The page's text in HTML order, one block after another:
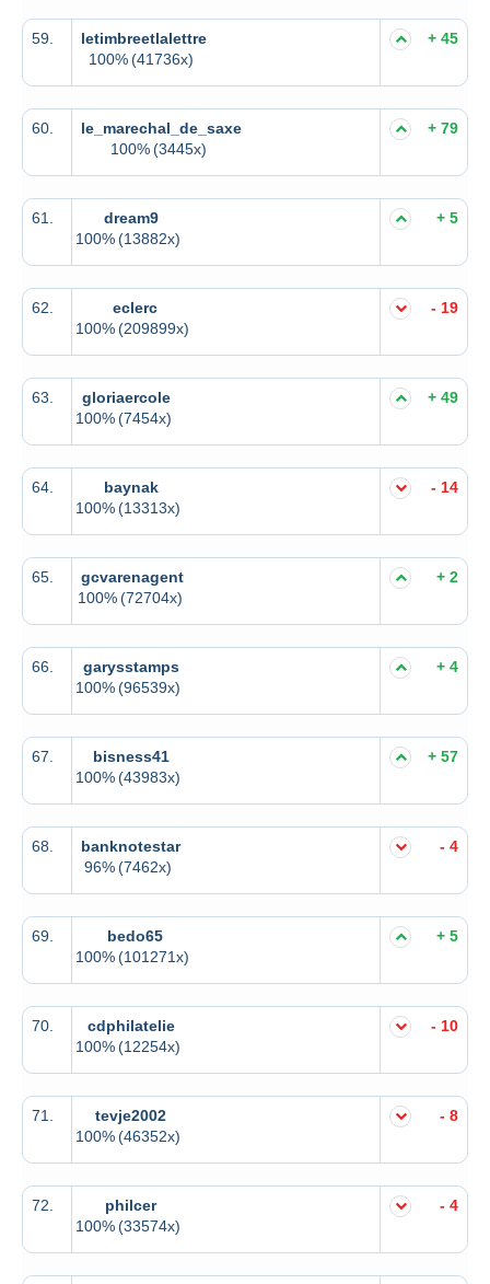
59.
letimbreetlalettre
100%(41736x)
+ 45
60.
le_marechal_de_saxe
100%(3445x)
+ 79
61.
dream9
100%(13882x)
+ 5
62.
eclerc
100%(209899x)
- 19
63.
gloriaercole
100%(7454x)
+ 49
64.
baynak
100%(13313x)
- 14
65.
gcvarenagent
100% (72704x)
+ 2
66.
garysstamps
100%(96539x)
+ 4
67.
bisness41
100%(43983x)
+ 57
68.
banknotestar
96%(7462x)
- 4
69.
bedo65
100%(101271x)
+ 5
70.
cdphilatelie
100%(12254x)
- 10
71.
tevje2002
100%(46352x)
- 8
72.
philcer
100%(33574x)
- 4